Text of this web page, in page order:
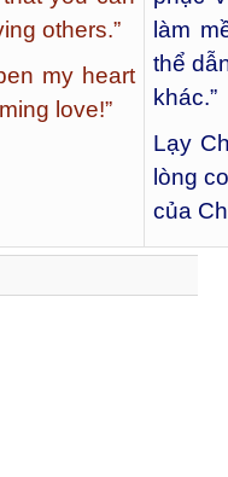
others.”
my heart
love!”
làm
thể
khác.”
Lạy
lòng
của